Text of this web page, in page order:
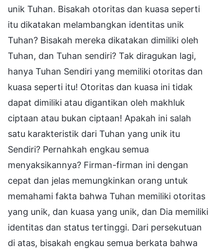
unik Tuhan. Bisakah otoritas dan kuasa seperti
itu dikatakan melambangkan identitas unik
Tuhan? Bisakah mereka dikatakan dimiliki oleh
Tuhan, dan Tuhan sendiri? Tak diragukan lagi,
hanya Tuhan Sendiri yang memiliki otoritas dan
kuasa seperti itu! Otoritas dan kuasa ini tidak
dapat dimiliki atau digantikan oleh makhluk
ciptaan atau bukan ciptaan! Apakah ini salah
satu karakteristik dari Tuhan yang unik itu
Sendiri? Pernahkah engkau semua
menyaksikannya? Firman-firman ini dengan
cepat dan jelas memungkinkan orang untuk
memahami fakta bahwa Tuhan memiliki otoritas
yang unik, dan kuasa yang unik, dan Dia memiliki
identitas dan status tertinggi. Dari persekutuan
di atas, bisakah engkau semua berkata bahwa